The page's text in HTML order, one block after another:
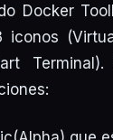
Docker
iconos